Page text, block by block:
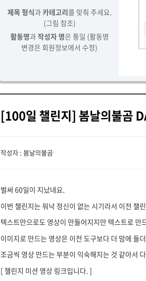
제목 형식과카테고리를 맞춰 주세요.
(그림 참조)
활동명과작성자 명은 통일 (활동명
변경은 회원정보에서 수정)
[100일 챌린지] 봄날의불곰
작성자 : 봄날의불곰
벌써 60일이 지났네요.
이번 챌린지는 워낙 정신이 없는 시기라서 이전 챌
텍스트만으로도 영상이 만들어지지만 텍스트로
이미지로 만드는 영상은 이전 도구보다 더 맘에 들더
조금씩 영상 만드는 부분이 익숙해지는 것 같아서
[ 챌린지 미션 영상 링크입니다. ]